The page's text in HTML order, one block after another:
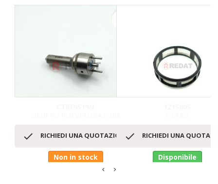
 RICHIEDI UNA QUOTAZIONE
Non in stock
 RICHIEDI UNA
Disponibile